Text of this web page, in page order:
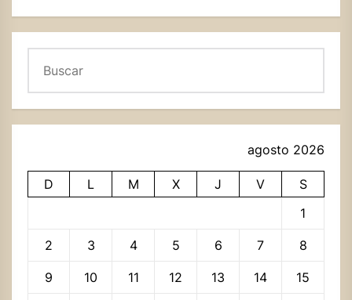
agosto 2026
D L M X J V
S
1
2 3 4 5 6 7 8
9 10 11 12 13 14 15